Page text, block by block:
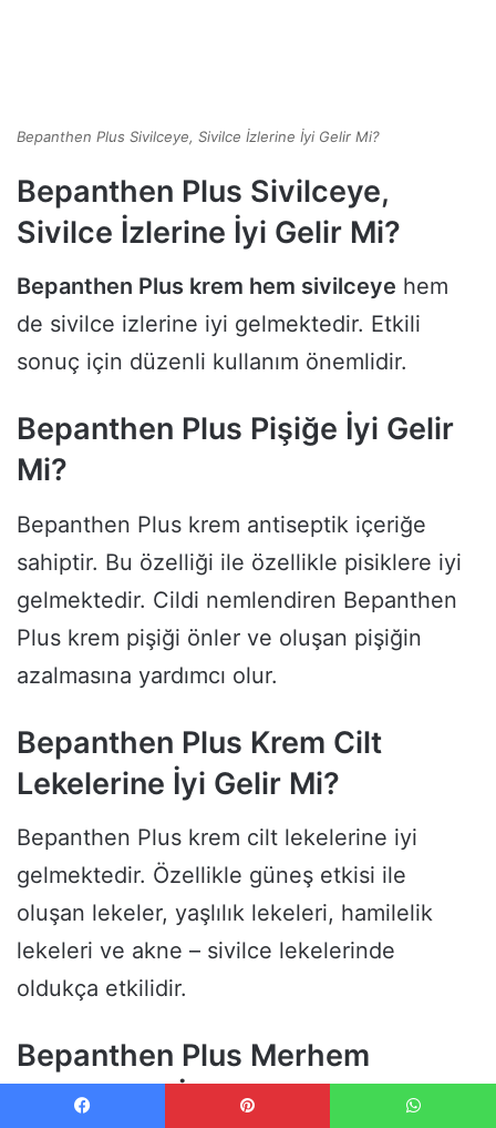
Bepanthen Plus Sivilceye, Sivilce İzlerine İyi Gelir Mi?
Bepanthen Plus Sivilceye,
Sivilce İzlerine İyi Gelir Mi?
Bepanthen Plus krem hem sivilceye hem
de sivilce izlerine iyi gelmektedir. Etkili
sonuç için düzenli kullanım önemlidir.
Bepanthen Plus Pişiğe İyi Gelir
Mi?
Bepanthen Plus krem antiseptik içeriğe
sahiptir. Bu özelliği ile özellikle pisiklere iyi
gelmektedir. Cildi nemlendiren Bepanthen
Plus krem pişiği önler ve oluşan pişiğin
azalmasına yardımcı olur.
Bepanthen Plus Krem Cilt
Lekelerine İyi Gelir Mi?
Bepanthen Plus krem cilt lekelerine iyi
gelmektedir. Özellikle güneş etkisi ile
oluşan lekeler, yaşlılık lekeleri, hamilelik
lekeleri ve akne – sivilce lekelerinde
oldukça etkilidir.
Bepanthen Plus Merhem
Morluklara İyi Gelir Mi?